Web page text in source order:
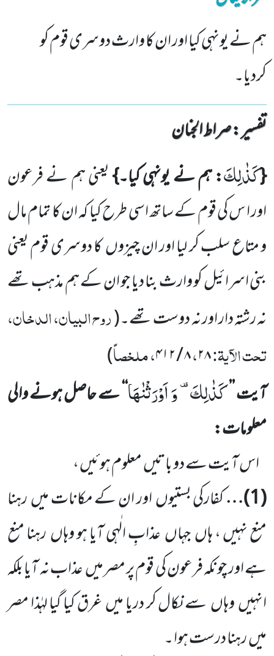
ہم نے یونہی کیا اور ان کا وارث دوسری قوم کو
کردیا۔
تفسیر : ‎صراط الجنان
{كَذٰلِكَ: ہم نے یونہی کیا۔}یعنی ہم نے فرعون
اور ا س کی قوم کے ساتھ اسی طرح کیا کہ ان کا تمام مال
و متاع سلب کر لیا اور ان چیزوںکا دوسری قوم یعنی
بنی اسرائیل کو وارث بنا دیا جو ان کے ہم مذہب تھے
نہ رشتہ دار اور نہ دوست تھے۔(روح البیان، الدخان،
تحت الآیۃ:۲۸،۸/۴۱۲، ملخصاً)
آیت ’’كَذٰلِكَ-وَ اَوْرَثْنٰهَا‘‘ سے حاصل ہونے والی
معلومات:
اس آیت سے دو باتیںمعلوم ہوئیں ،
(
1
)…کفارکی بستیوںاور ان کے مکانات میںرہنا
منع نہیں ، ہاںجہاںعذابِ الٰہی آیا ہو وہاںرہنا منع
ہے اور چونکہ فرعون کی قوم پر مصر میںعذاب نہ آیا بلکہ
انہیںوہاںسے نکال کر دریا میںغرق کیا گیا لہٰذا مصر
میںرہنا درست ہوا ۔